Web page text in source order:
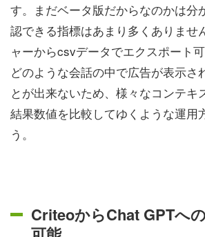
す。まだベータ版だからなのかは分
認できる指標はあまり多くありませ
ャーからcsvデータでエクスポート
どのような会話の中で広告が表示さ
とが出来ないため、様々なコンテキ
結果数値を比較してゆくような運用
う。
CriteoからChat GPTへ